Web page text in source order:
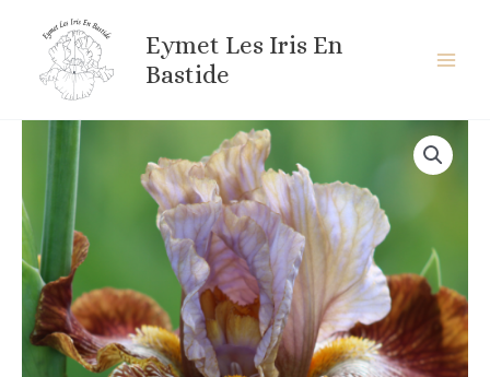
contenu
Eymet Les Iris En
Bastide